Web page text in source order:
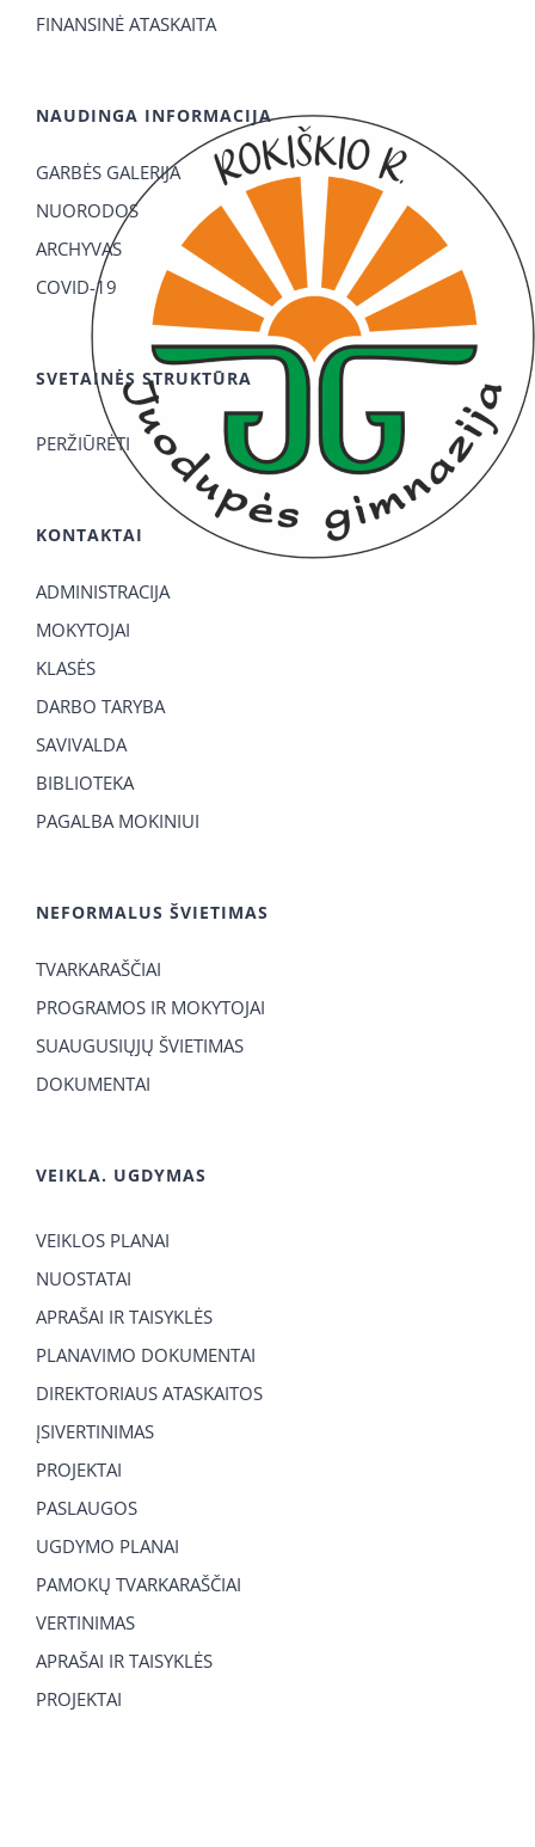
FINANSINĖ ATASKAITA
NAUDINGA INFORMACIJA
GARBĖS GALERIJA
NUORODOS
ARCHYVAS
COVID-19
SVETAINĖS STRUKTŪRA
PERŽIŪRĖTI
KONTAKTAI
ADMINISTRACIJA
MOKYTOJAI
KLASĖS
DARBO TARYBA
SAVIVALDA
BIBLIOTEKA
PAGALBA MOKINIUI
NEFORMALUS ŠVIETIMAS
TVARKARAŠČIAI
PROGRAMOS IR MOKYTOJAI
SUAUGUSIŲJŲ ŠVIETIMAS
DOKUMENTAI
VEIKLA. UGDYMAS
VEIKLOS PLANAI
NUOSTATAI
APRAŠAI IR TAISYKLĖS
PLANAVIMO DOKUMENTAI
DIREKTORIAUS ATASKAITOS
ĮSIVERTINIMAS
PROJEKTAI
PASLAUGOS
UGDYMO PLANAI
PAMOKŲ TVARKARAŠČIAI
VERTINIMAS
APRAŠAI IR TAISYKLĖS
PROJEKTAI